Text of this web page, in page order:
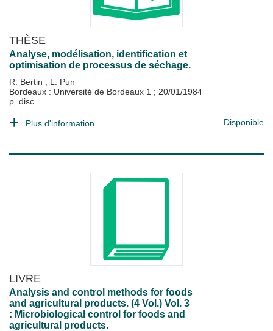
THÈSE
Analyse, modélisation, identification et
optimisation de processus de séchage.
R. Bertin ; L. Pun
Bordeaux : Université de Bordeaux 1 ; 20/01/1984
p. disc.
Plus d'information... Disponible
LIVRE
Analysis and control methods for foods
and agricultural products. (4 Vol.) Vol. 3
: Microbiological control for foods and
agricultural products.